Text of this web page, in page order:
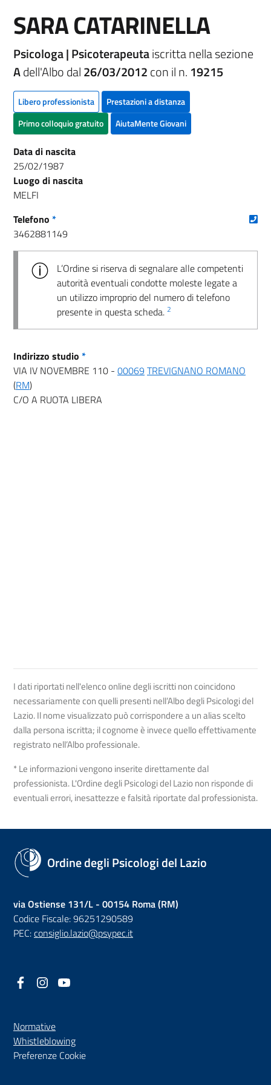
SARA CATARINELLA
Psicologa | Psicoterapeutaiscritta nella sezione
Adell'Albo dal26/03/2012con il n. 19215
Libero professionista
Prestazioni a distanza
Primo colloquio gratuito
AiutaMente Giovani
Data di nascita
25/02/1987
Luogo di nascita
MELFI
Telefono *
3462881149
L’Ordine si riserva di segnalare alle competenti
autorità eventuali condotte moleste legate a
un utilizzo improprio del numero di telefono
presente in questa scheda. 2
Indirizzo studio *
VIA IV NOVEMBRE 110 - 00069 TREVIGNANO ROMANO
(RM)
C/O A RUOTA LIBERA
I dati riportati nell'elenco online degli iscritti non coincidono
necessariamente con quelli presenti nell’Albo degli Psicologi del
Lazio. Il nome visualizzato può corrispondere a un alias scelto
dalla persona iscritta; il cognome è invece quello effettivamente
registrato nell’Albo professionale.
* Le informazioni vengono inserite direttamente dal
professionista. L'Ordine degli Psicologi del Lazio non risponde di
eventuali errori, inesattezze e falsità riportate dal professionista.
Ordine degli Psicologi del Lazio
via Ostiense 131/L - 00154 Roma (RM)
Codice Fiscale: 96251290589
PEC:consiglio.lazio@psypec.it
Facebook
(nuova scheda - new tab)
Instagram
(nuova scheda - new tab)
Normative
Whistleblowing(nuova scheda - new tab)
Preferenze Cookie